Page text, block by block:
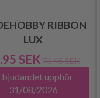
RIBBON
LUX
SEK 73.95 SEK
upphör
31/08/2026